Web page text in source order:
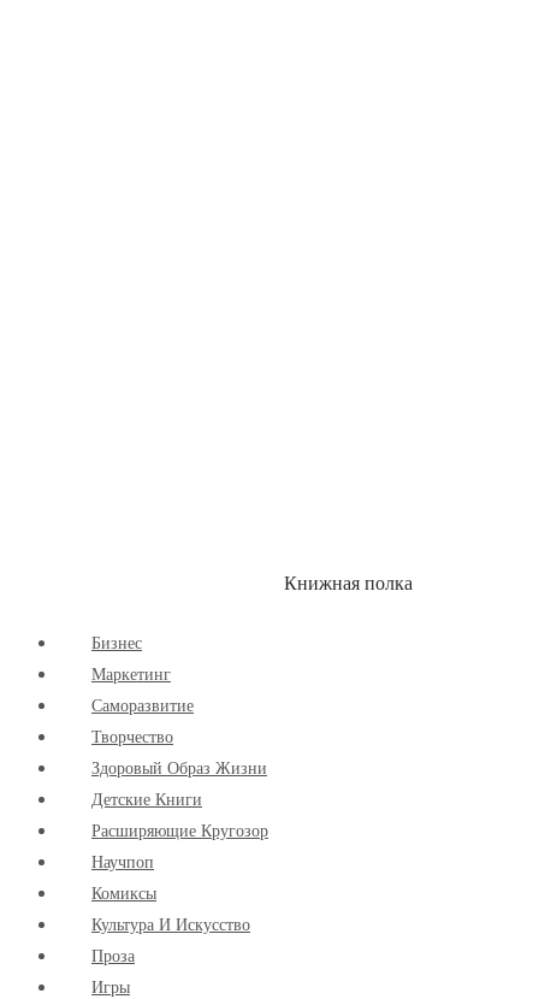
Книжная полка
Бизнес
Маркетинг
Cаморазвитие
Творчество
Здоровый Образ Жизни
Детские Книги
Расширяющие Кругозор
Научпоп
Комиксы
Культура И Искусство
Проза
Игры